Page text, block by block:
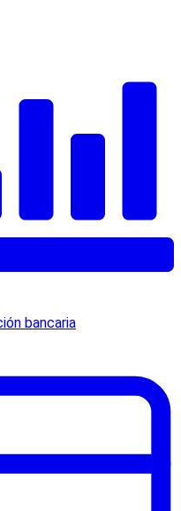
bancaria